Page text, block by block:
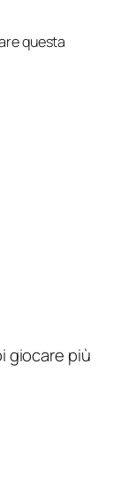
questa
giocare più